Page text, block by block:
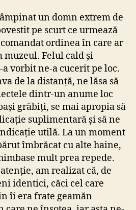
un domn extrem de
pe scurt ce urmează
ordinea în care ar
Felul cald și
vorbit ne-a cucerit pe loc.
de la distanță, ne lăsa să
dintr-un anume loc
grăbiți, se mai apropia să
suplimentară și să ne
utilă. La un moment
îmbrăcat cu alte haine,
mult prea repede.
am realizat că, de
identici, căci cel care
îi era frate geamăn